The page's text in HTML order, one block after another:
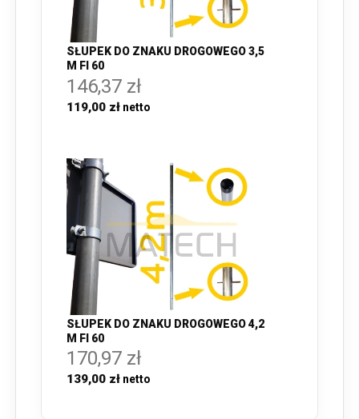
SŁUPEK DO ZNAKU DROGOWEGO 3,5
M FI 60
146,37 zł
119,00 zł
SŁUPEK DO ZNAKU DROGOWEGO 4,2
M FI 60
170,97 zł
139,00 zł